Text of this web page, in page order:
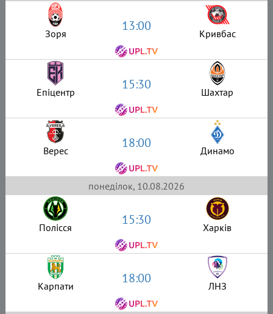
Зоря 13:00 Кривбас
Епіцентр 15:30 Шахтар
Верес 18:00 Динамо
понеділок, 10.08.2026
Полісся 15:30 Харків
Карпати 18:00 ЛНЗ